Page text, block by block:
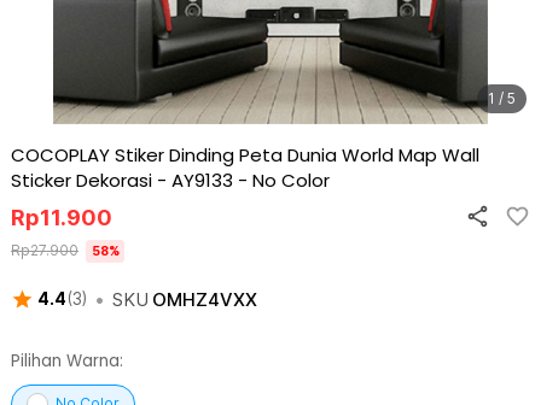
1 / 5
COCOPLAY Stiker Dinding Peta Dunia World Map Wall
Sticker Dekorasi - AY9133 - No Color
4.4(3) • SKU OMHZ4VXX
Rp11.900
Rp27.900 58%
Pilihan Warna: